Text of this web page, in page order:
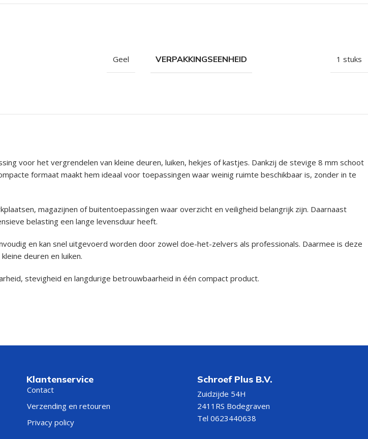
Geel VERPAKKINGSEENHEID 1 stuks
voor het vergrendelen van kleine deuren, luiken, hekjes of kastjes. Dankzij de stevige 8 mm schoot
formaat maakt hem ideaal voor toepassingen waar weinig ruimte beschikbaar is, zonder in te
magazijnen of buitentoepassingen waar overzicht en veiligheid belangrijk zijn. Daarnaast
belasting een lange levensduur heeft.
en kan snel uitgevoerd worden door zowel doe-het-zelvers als professionals. Daarmee is deze
deuren en luiken.
stevigheid en langdurige betrouwbaarheid in één compact product.
Klantenservice
Contact
Verzending en retouren
Privacy policy
Schroef Plus B.V.
Zuidzijde 54H
2411RS Bodegraven
Tel 0623440638